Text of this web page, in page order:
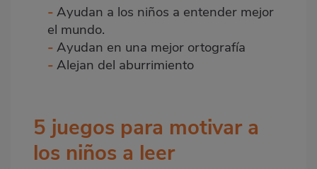
-Ayudan a los niños a entender mejor
el mundo.
-Ayudan en una mejor ortografía
-Alejan del aburrimiento
5 juegos para motivar a
los niños a leer